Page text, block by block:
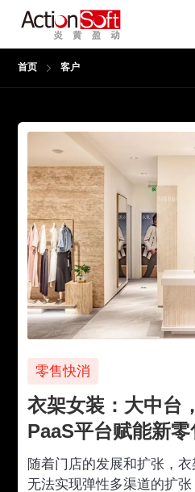
首页 客户
零售快消
衣架女装：大中台
PaaS平台赋能新零
随着门店的发展和扩张，
无法实现弹性多渠道的扩